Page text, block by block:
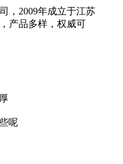
，2009年成立于江苏
产品多样，权威可
呢